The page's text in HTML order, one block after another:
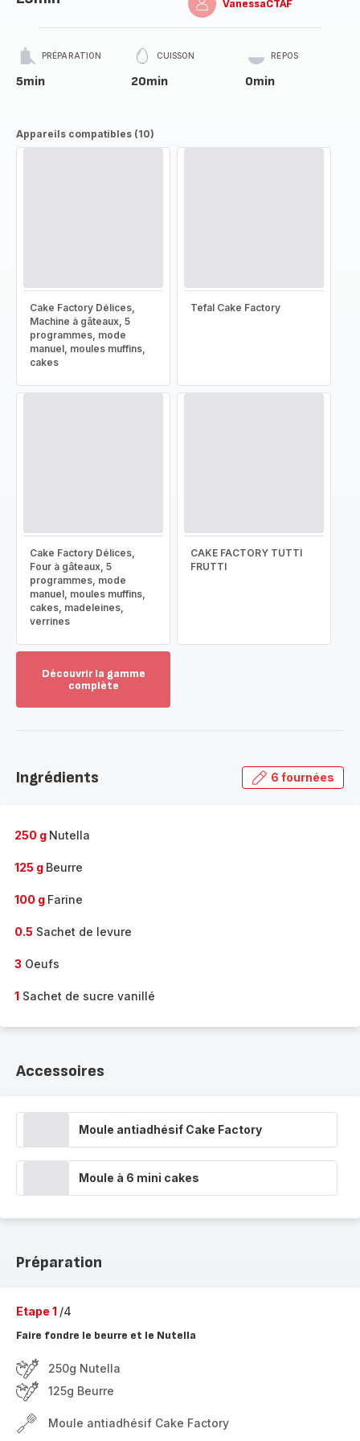
VanessaCTAF
PRÉPARATION
5min
CUISSON
20min
REPOS
0min
Appareils compatibles (10)
Cake Factory Délices,
Machine à gâteaux, 5
programmes, mode
manuel, moules muffins,
cakes
Tefal Cake Factory
Cake Factory Délices,
Four à gâteaux, 5
programmes, mode
manuel, moules muffins,
cakes, madeleines,
verrines
CAKE FACTORY TUTTI
FRUTTI
Découvrir la gamme
complète
gamme
Ingrédients 6 fournées
250 g Nutella
125 g Beurre
100 g Farine
0.5 Sachet de levure
3 Oeufs
1 Sachet de sucre vanillé
Accessoires
Moule antiadhésif Cake Factory
Moule à 6 mini cakes
Préparation
Etape 1 /4
Faire fondre le beurre et le Nutella
250g Nutella
125g Beurre
Moule antiadhésif Cake Factory